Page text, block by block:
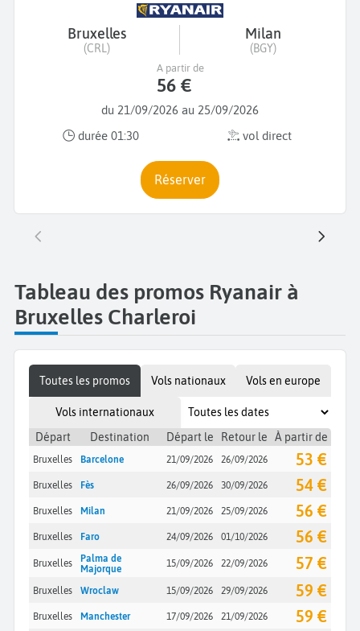
Bruxelles
(CRL)
Milan
(BGY)
du 21/09/2026 au 25/09/2026
durée 01:30
vol direct
A partir de
56 €
Réserver
Tableau des promos Ryanair à
Bruxelles Charleroi
Toutes les promos Vols nationaux Vols en europe
Vols internationaux
Départ
Destination Départ le Retour le À partir de
Bruxelles Barcelone 21/09/2026 26/09/2026 53 €
Bruxelles Fès 26/09/2026 30/09/2026 54 €
Bruxelles Milan 21/09/2026 25/09/2026 56 €
Bruxelles Faro 24/09/2026 01/10/2026 56 €
Bruxelles
Palma de
Majorque
15/09/2026 22/09/2026 57 €
Bruxelles Wroclaw 15/09/2026 29/09/2026 59 €
Bruxelles Manchester 17/09/2026 21/09/2026 59 €